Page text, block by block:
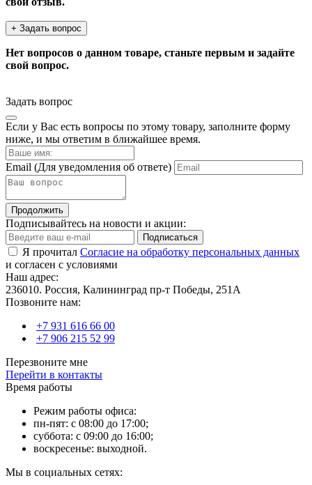
+ Задать вопрос
Нет вопросов о данном товаре, станьте первым и задайте
свой вопрос.
Задать вопрос
Если у Вас есть вопросы по этому товару, заполните форму
ниже, и мы ответим в ближайшее время.
Email (Для уведомления об ответе)
Продолжить
Подписывайтесь на новости и акции:
Подписаться
Я прочитал Согласие на обработку персональных данных
и согласен с условиями
Наш адрес:
236010. Россия, Калининград пр-т Победы, 251А
Позвоните нам:
+7 931 616 66 00
+7 906 215 52 99
Перезвоните мне
Перейти в контакты
Время работы
Режим работы офиса:
пн-пят: с 08:00 до 17:00;
суббота: с 09:00 до 16:00;
воскресенье: выходной.
Мы в социальных сетях: